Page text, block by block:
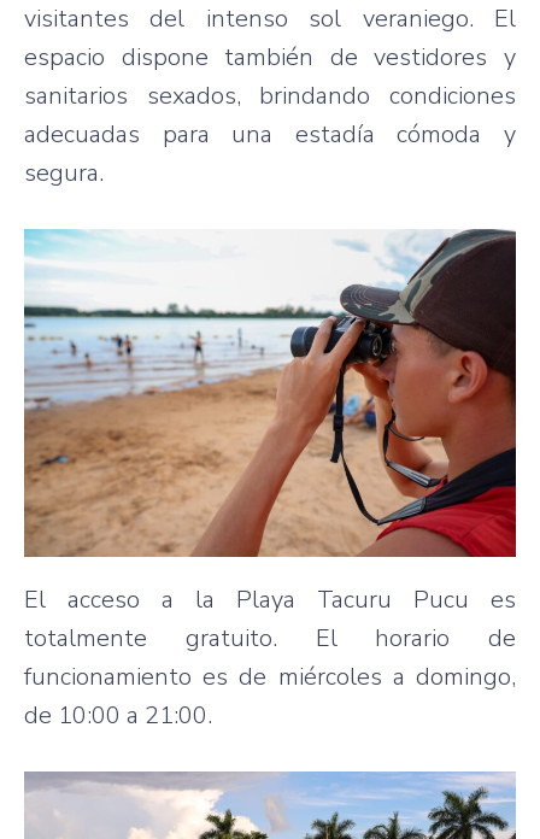
visitantes del intenso sol veraniego. El
espacio dispone también de vestidores y
sanitarios sexados, brindando condiciones
adecuadas para una estadía cómoda y
segura.
El acceso a la Playa Tacuru Pucu es
totalmente gratuito. El horario de
funcionamiento es de miércoles a domingo,
de 10:00 a 21:00.